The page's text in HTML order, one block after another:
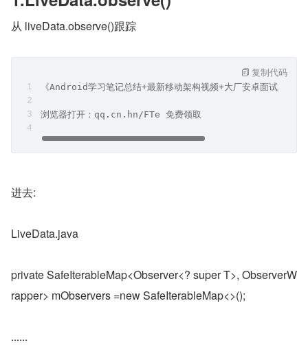
从 liveData.observe()跟踪
《Android学习笔记总结+最新移动架构视频+大厂安卓面试真题+
浏览器打开：qq.cn.hn/FTe 免费领取
复制代码
进去:
LiveData.java
private SafeIterableMap<Observer<? super T>, ObserverW
rapper> mObservers =new SafeIterableMap<>();
......